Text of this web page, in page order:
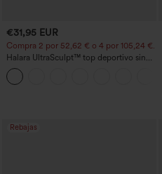
€31,95 EUR
Compra 2 por 52,62 € o 4 por 105,24 €.
Halara UltraSculpt™ top deportivo sin
mangas con escote redondo y bajo
curvo
Rebajas